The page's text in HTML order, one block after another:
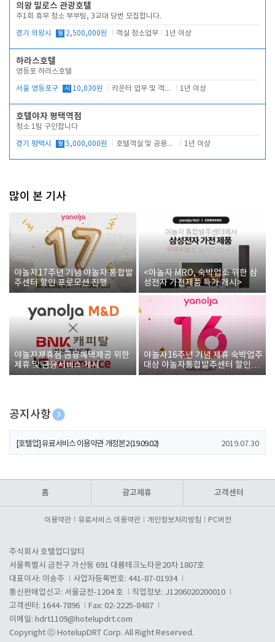
의왕 밀로스 관광호텔
주1회 휴무 청소 부부팀, 3교대 당번 모집합니다.
경기 의왕시 월 2,500,000원 객실 청소업무 1년 이상
하라스호텔
영등포 하라스호텔
서울 영등포구 시 10,030원 카운터 업무 및 객실관리(청소상태 확인, 객실판매) 1년 이상
호텔야자 평택역점
청소 1팀 구인합니다
경기 평택시 월 5,000,000원 호텔객실 및 공용시설 청소 관리 1년 이상
많이 본 기사
야놀자17주년 기념 야놀자 통합발
주센터 할인 프로모션 진행
<야놀자 MRO, 숙박업소 위한 삼
성전자 가전제품 특가 개시>
야놀자제휴점 금융혜택제공 위한
제휴 및 금융서비스 게시
야놀자16주년 기념 제휴 숙박업주
대상 야놀자통합발주센터 할인쿠
폰 증정
공지사항
[호텔업] 개인정보 처리방침 개정본1 (19.09.02)
[호텔업] 유료서비스 이용약관 개정본2 (19.09.02) 2019.07.30
홈 광고제휴 고객센터
이용약관 유료서비스 이용약관 개인정보처리방침 PC버전
주식회사 호텔업디알티
서울특별시 금천구 가산동 691 대륭테크노타운20차 1807호
대표이사: 이송주
사업자등록번호: 441-87-01934
통신판매업신고: 서울금천-1204 호
직업정보: J1206020200010
고객센터: 1644-7896
Fax: 02-2225-8487
이메일: hdrt1109@hotelupdrt.com
Copyright ⓒ HotelupDRT Corp. All Right Reserved.